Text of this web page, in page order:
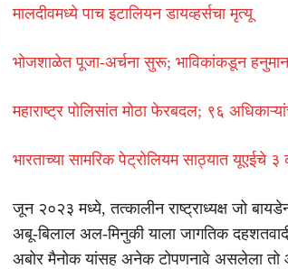
मालदीवमध्ये पाच इटालियन डायव्हर्सचा मृत्यू
भोजशाळेत पूजा-अर्चना सुरू; भाविकांकडून
महाराष्ट्र पोलिसांत मोठा फेरबदल; ९६
भारताच्या सामरिक पेट्रोलियम साठ्यात यूएईचे
जून २०२३ मध्ये, तत्कालीन राष्ट्राध्यक्ष जो
अबू-बिलाल अल-मिनुकी याला जागतिक
अबोर मैनोक यांसह अनेक टोपणनावे असलेला तो